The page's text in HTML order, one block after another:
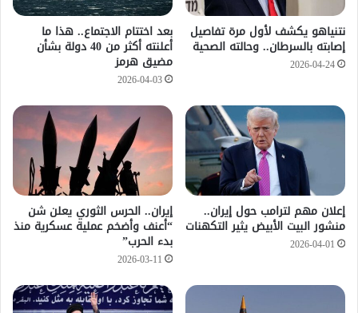
نتنياهو يكشف لأول مرة تفاصيل
إصابته بالسرطان.. وحالته الصحية
2026-04-24
بعد اختتام الاجتماع.. هذا ما
أعلنته أكثر من 40 دولة بشأن
مضيق هرمز
2026-04-03
إعلان مهم لترامب حول إيران..
منشور البيت الأبيض يثير التكهنات
2026-04-01
إيران.. الحرس الثوري يعلن شن
“أعنف وأضخم عملية عسكرية منذ
بدء الحرب”
2026-03-11